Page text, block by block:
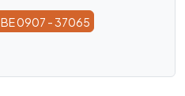
BE 0907 - 37065